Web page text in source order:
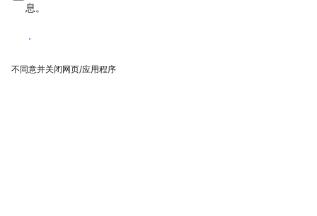
息。
同意
不同意并关闭网页/应用程序